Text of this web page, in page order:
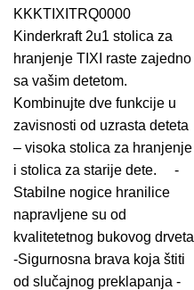
KKKTIXITRQ0000
Kinderkraft 2u1 stolica za
hranjenje TIXI raste zajedno
sa vašim detetom.
Kombinujte dve funkcije u
zavisnosti od uzrasta deteta
– visoka stolica za hranjenje
i stolica za starije dete. -
Stabilne nogice hranilice
napravljene su od
kvalitetetnog bukovog drveta
-Sigurnosna brava koja štiti
od slučajnog preklapanja -